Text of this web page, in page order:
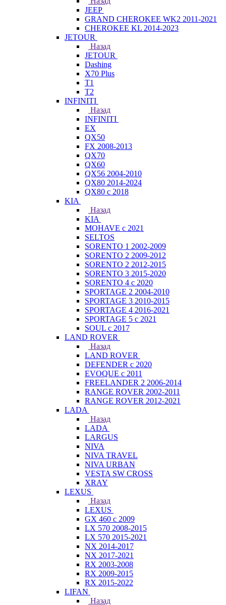
JEEP
GRAND CHEROKEE WK2 2011-2021
CHEROKEE KL 2014-2023
JETOUR
Назад
JETOUR
Dashing
X70 Plus
T1
T2
INFINITI
Назад
INFINITI
EX
QX50
FX 2008-2013
QX70
QX60
QX56 2004-2010
QX80 2014-2024
QX80 c 2018
KIA
Назад
KIA
MOHAVE с 2021
SELTOS
SORENTO 1 2002-2009
SORENTO 2 2009-2012
SORENTO 2 2012-2015
SORENTO 3 2015-2020
SORENTO 4 с 2020
SPORTAGE 2 2004-2010
SPORTAGE 3 2010-2015
SPORTAGE 4 2016-2021
SPORTAGE 5 с 2021
SOUL с 2017
LAND ROVER
Назад
LAND ROVER
DEFENDER с 2020
EVOQUE с 2011
FREELANDER 2 2006-2014
RANGE ROVER 2002-2011
RANGE ROVER 2012-2021
LADA
Назад
LADA
LARGUS
NIVA
NIVA TRAVEL
NIVA URBAN
VESTA SW CROSS
XRAY
LEXUS
Назад
LEXUS
GX 460 с 2009
LX 570 2008-2015
LX 570 2015-2021
NX 2014-2017
NX 2017-2021
RX 2003-2008
RX 2009-2015
RX 2015-2022
LIFAN
Назад